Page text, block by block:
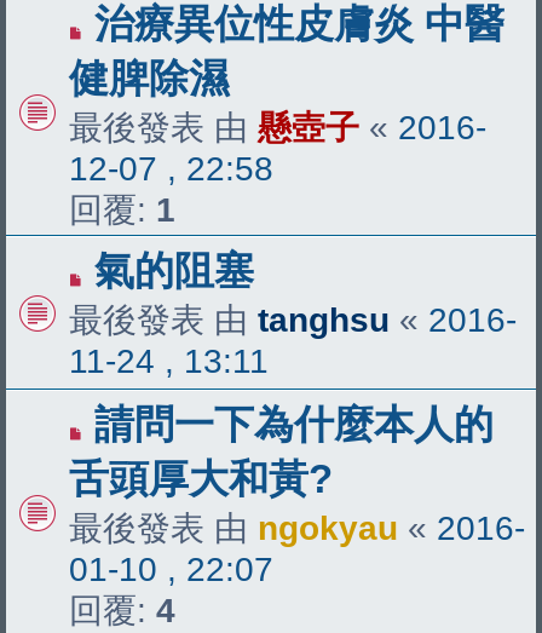
治療異位性皮膚炎 中醫
健脾除濕
最後發表 由 懸壺子 « 2016-
12-07 , 22:58
回覆: 1
氣的阻塞
最後發表 由 tanghsu « 2016-
11-24 , 13:11
請問一下為什麼本人的
舌頭厚大和黃?
最後發表 由 ngokyau « 2016-
01-10 , 22:07
回覆: 4